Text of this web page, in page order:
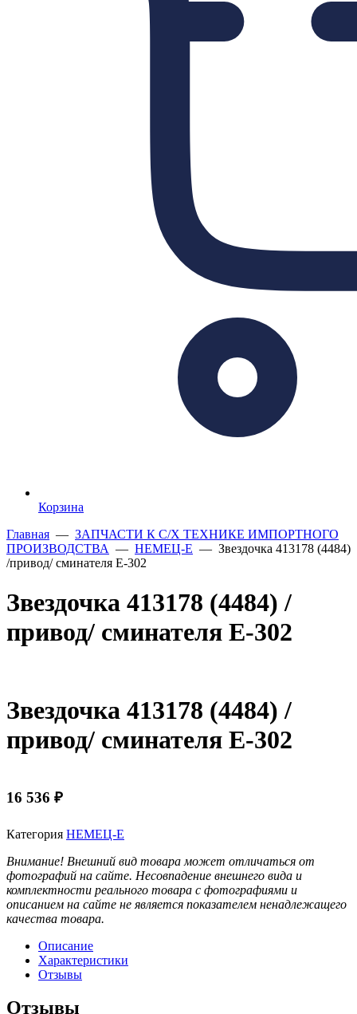
Корзина
Главная — ЗАПЧАСТИ К С/Х ТЕХНИКЕ ИМПОРТНОГО
ПРОИЗВОДСТВА — НЕМЕЦ-Е — Звездочка 413178 (4484)
/привод/ сминателя Е-302
Звездочка 413178 (4484) /
привод/ сминателя Е-302
Звездочка 413178 (4484) /
привод/ сминателя Е-302
16 536 ₽
Категория НЕМЕЦ-Е
Внимание! Внешний вид товара может отличаться от
фотографий на сайте. Несовпадение внешнего вида и
комплектности реального товара с фотографиями и
описанием на сайте не является показателем ненадлежащего
качества товара.
Описание
Характеристики
Отзывы
Отзывы